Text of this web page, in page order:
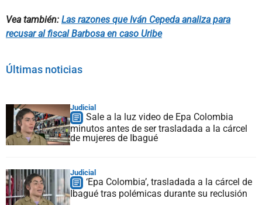
Vea también: Las razones que Iván Cepeda analiza para
recusar al fiscal Barbosa en caso Uribe
Últimas noticias
Judicial
Sale a la luz video de Epa Colombia
minutos antes de ser trasladada a la cárcel
de mujeres de Ibagué
Judicial
‘Epa Colombia’, trasladada a la cárcel de
Ibagué tras polémicas durante su reclusión